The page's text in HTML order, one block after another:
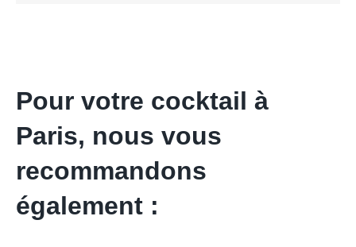
Pour votre cocktail à
Paris, nous vous
recommandons
également :